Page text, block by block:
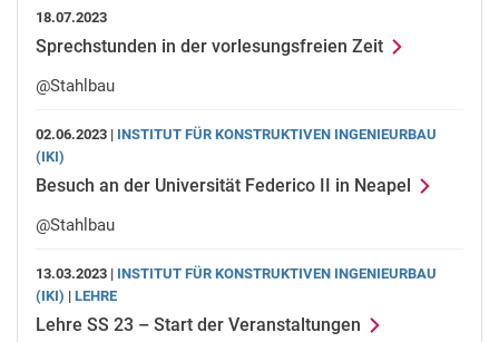
18.07.2023
Sprechstunden in der vorlesungsfreien Zeit
@Stahlbau
02.06.2023 | INSTITUT FÜR KONSTRUKTIVEN INGENIEURBAU
(IKI)
Besuch an der Universität Federico II in Neapel
@Stahlbau
13.03.2023 | INSTITUT FÜR KONSTRUKTIVEN INGENIEURBAU
(IKI) | LEHRE
Lehre SS 23 – Start der Veranstaltungen